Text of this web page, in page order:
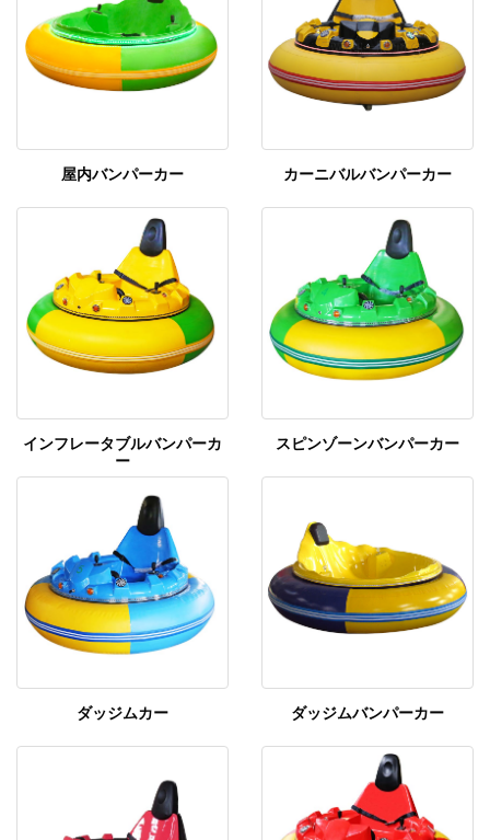
屋内バンパーカー カーニバルバンパーカー
インフレータブルバンパーカ
ー
スピンゾーンバンパーカー
ダッジムカー ダッジムバンパーカー